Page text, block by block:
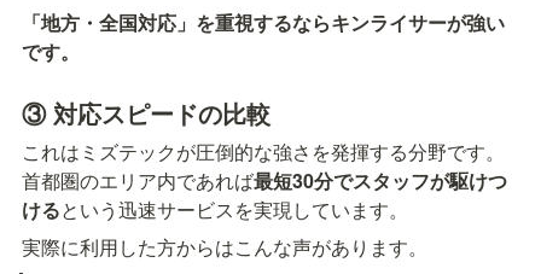
「地方・全国対応」を重視するならキンライサーが強い
です。
③ 対応スピードの比較
これはミズテックが圧倒的な強さを発揮する分野です。
首都圏のエリア内であれば最短30分でスタッフが駆けつ
けるという迅速サービスを実現しています。
実際に利用した方からはこんな声があります。